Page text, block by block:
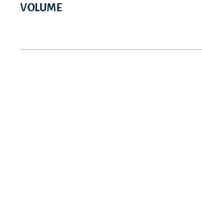
VOLUME